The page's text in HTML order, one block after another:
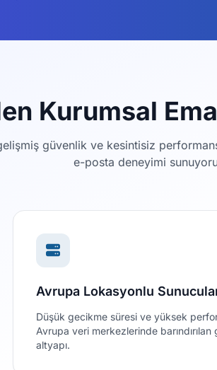
Kurumsal
güvenlik ve kesintisiz
e-posta deneyimi
Avrupa Lokasyonlu
Düşük gecikme süresi ve yüksek
Avrupa veri merkezlerinde barındırılan
altyapı.